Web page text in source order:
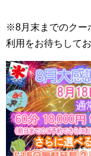
※8月末までのクー
利用をお待ちしてお